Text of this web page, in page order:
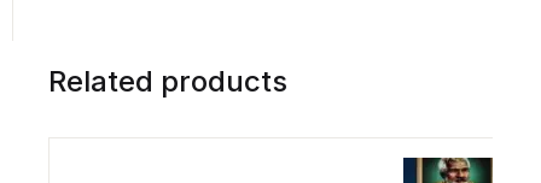
Related products